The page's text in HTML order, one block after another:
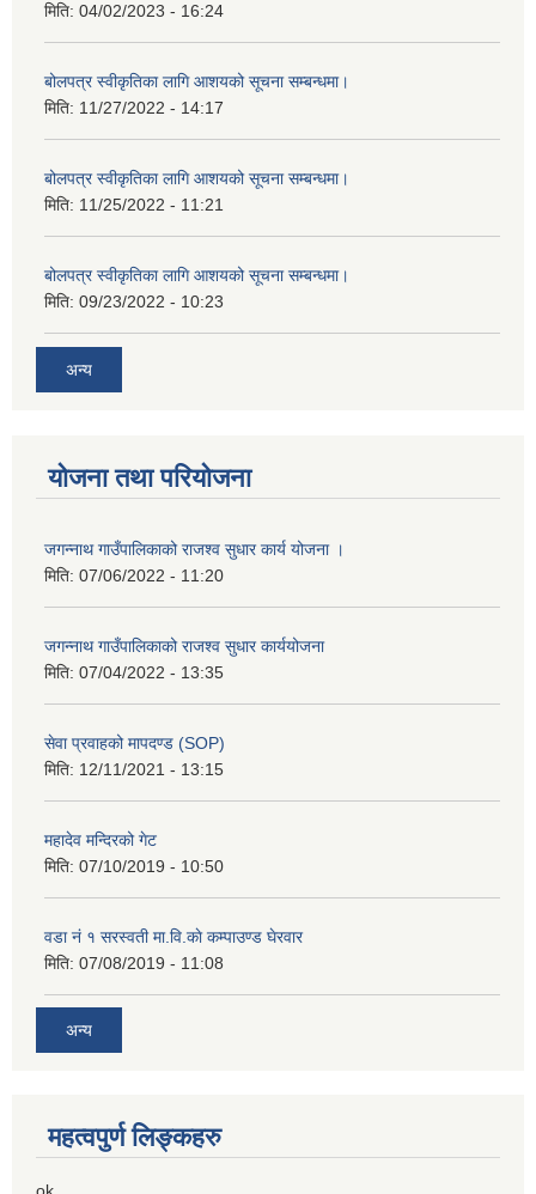
मिति: 04/02/2023 - 16:24
बोलपत्र स्वीकृतिका लागि आशयको सूचना सम्बन्धमा।
मिति: 11/27/2022 - 14:17
बोलपत्र स्वीकृतिका लागि आशयको सूचना सम्बन्धमा।
मिति: 11/25/2022 - 11:21
बोलपत्र स्वीकृतिका लागि आशयको सूचना सम्बन्धमा।
मिति: 09/23/2022 - 10:23
अन्य
योजना तथा परियोजना
जगन्नाथ गाउँपालिकाको राजश्व सुधार कार्य योजना ।
मिति: 07/06/2022 - 11:20
जगन्नाथ गाउँपालिकाको राजश्व सुधार कार्ययोजना
मिति: 07/04/2022 - 13:35
सेवा प्रवाहको मापदण्ड (SOP)
मिति: 12/11/2021 - 13:15
महादेव मन्दिरको गेट
मिति: 07/10/2019 - 10:50
वडा नं १ सरस्वती मा.वि.काे कम्पाउण्ड घेरवार
मिति: 07/08/2019 - 11:08
अन्य
महत्वपुर्ण लिङ्कहरु